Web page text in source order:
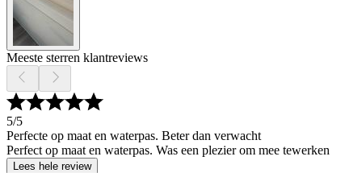
Meeste sterren klantreviews
5/5
Perfecte op maat en waterpas. Beter dan verwacht
Perfect op maat en waterpas. Was een plezier om mee tewerken
Lees hele review